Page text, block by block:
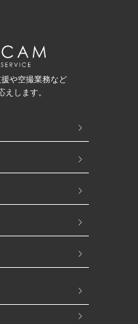
や空撮業務など
します。